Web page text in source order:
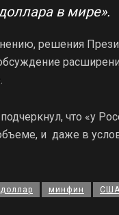
в мире».
решения
что «у
и даже в
доллар минфин США